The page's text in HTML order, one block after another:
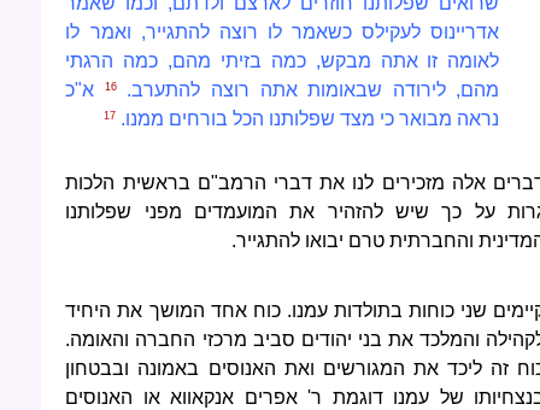
אדריינוס לעקילס כשאמר לו רוצה להתגייר, ואמר לו
לאומה זו אתה מבקש, כמה בזיתי מהם, כמה הרגתי
מהם, לירודה שבאומות אתה רוצה להתערב.16
א"כ
נראה מבואר כי מצד שפלותנו הכל בורחים ממנו. 17
אלה מזכירים לנו את דברי הרמב"ם בראשית הלכות
על כך שיש להזהיר את המועמדים מפני שפלותנו
והחברתית טרם יבואו להתגייר.
שני כוחות בתולדות עמנו. כוח אחד המושך את היחיד
והמלכד את בני יהודים סביב מרכזי החברה והאומה.
זה ליכד את המגורשים ואת האנוסים באמונה ובבטחון
של עמנו דוגמת ר' אפרים אנקאווא או האנוסים